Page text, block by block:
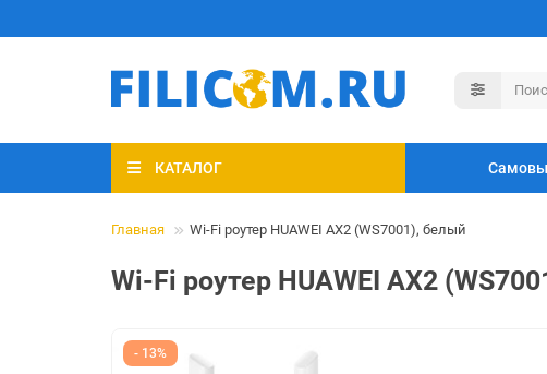
КАТАЛОГ
Главная Wi-Fi роутер HUAWEI AX2 (WS7001), белый
Wi-Fi роутер HUAWEI AX2
- 13%